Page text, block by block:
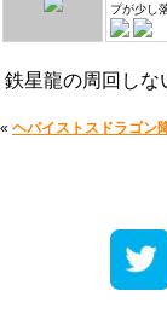
プが少し
鉄星龍の周回しな
« ヘパイストスドラゴン